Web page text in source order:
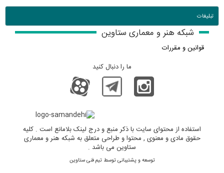
تبلیغات
شبکه هنر و معماری ستاوین
قوانین و مقررات
ما را دنبال کنید
استفاده از محتوای سایت با ذکر منبع و درج لینک بلامانع است . کلیه
حقوق مادی و معنوی , محتوا و طراحی متعلق به شبکه هنر و معماری
ستاوین می باشد .
توسعه و پشتیبانی توسط تیم فنی ستاوین